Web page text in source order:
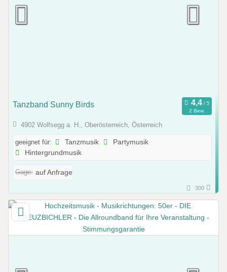
Tanzband Sunny Birds
2 Bew.
4902 Wolfsegg a. H., Oberösterreich, Österreich
geeignet für: Tanzmusik
Partymusik
Hintergrundmusik
Gage: auf Anfrage
300